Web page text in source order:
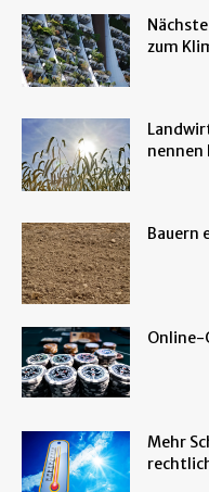
zum
nennen
Bauern
Online-
Mehr